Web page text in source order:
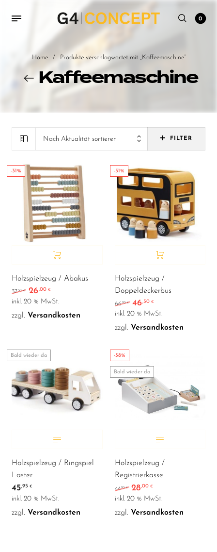
0
Home / Produkte verschlagwortet mit „Kaffeemaschine“
Kaffeemaschine
Nach Aktualität sortieren FILTER
-31%
Holzspielzeug / Abakus
37,95€ Ursprünglicher Preis war: 37,95 €
26,00 € Aktueller Preis ist: 26,00 €.
inkl. 20 % MwSt.
zzgl. Versandkosten
-31%
Holzspielzeug /
Doppeldeckerbus
66,95€ Ursprünglicher Preis
46,50€
inkl. 20 % MwSt.
zzgl. Versandkosten
Bald wieder da
Holzspielzeug / Ringspiel
Laster
45,95 €
inkl. 20 % MwSt.
zzgl. Versandkosten
-38%
Bald wieder da
Holzspielzeug /
Registrierkasse
44,95€ Ursprünglicher Preis
28,00€
inkl. 20 % MwSt.
zzgl. Versandkosten